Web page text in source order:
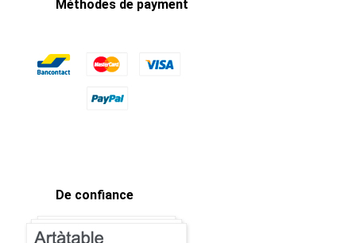
Méthodes de payment
De confiance